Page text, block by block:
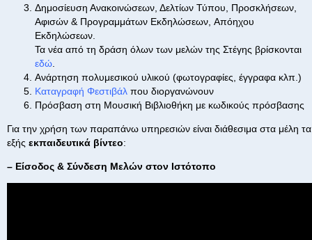
Δημοσίευση Ανακοινώσεων, Δελτίων Τύπου, Προσκλήσεων,
Αφισών & Προγραμμάτων Εκδηλώσεων, Απόηχου
Εκδηλώσεων.
Τα νέα από τη δράση όλων των μελών της Στέγης βρίσκονται
εδώ
Ανάρτηση πολυμεσικού υλικού (φωτογραφίες, έγγραφα κλπ.)
Καταγραφή Φεστιβάλ που διοργανώνουν
Πρόσβαση στη Μουσική Βιβλιοθήκη με κωδικούς πρόσβασης
Για την χρήση των παραπάνω υπηρεσιών είναι διάθεσιμα στα μέλη τα
εξής εκπαιδευτικά βίντεο:
– Είσοδος & Σύνδεση Μελών στον Ιστότοπο